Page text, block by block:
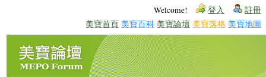
Welcome! 登入 註冊
美寶首頁 美寶百科 美寶論壇 美寶落格 美寶地圖